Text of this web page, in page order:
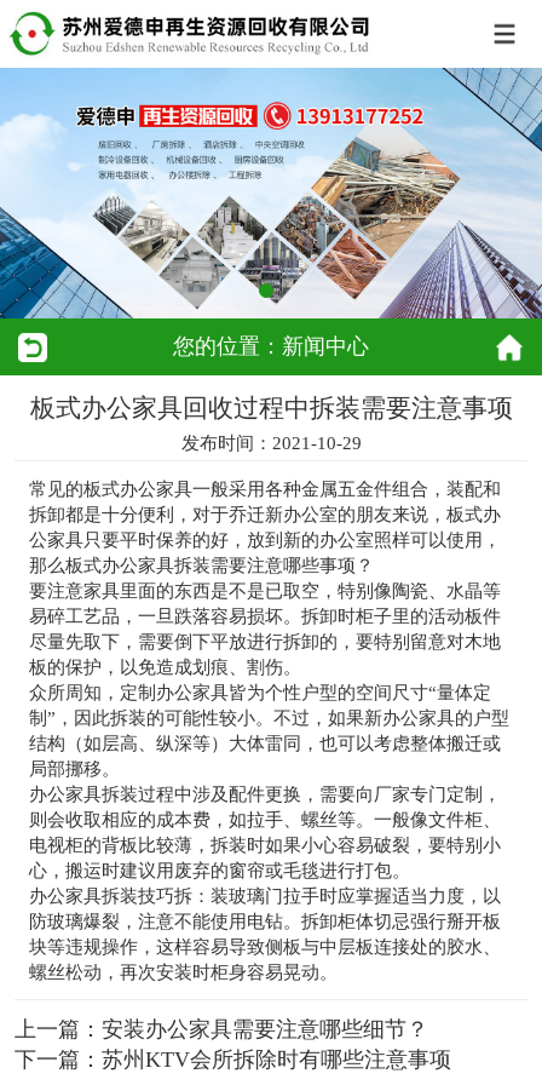
您的位置：新闻中心
板式办公家具回收过程中拆装需要注意事项
发布时间：2021-10-29
常见的板式办公家具一般采用各种金属五金件组合，装配和
拆卸都是十分便利，对于乔迁新办公室的朋友来说，板式办
公家具只要平时保养的好，放到新的办公室照样可以使用，
那么板式办公家具拆装需要注意哪些事项？
要注意家具里面的东西是不是已取空，特别像陶瓷、水晶等
易碎工艺品，一旦跌落容易损坏。拆卸时柜子里的活动板件
尽量先取下，需要倒下平放进行拆卸的，要特别留意对木地
板的保护，以免造成划痕、割伤。
众所周知，定制办公家具皆为个性户型的空间尺寸“量体定
制”，因此拆装的可能性较小。不过，如果新办公家具的户型
结构（如层高、纵深等）大体雷同，也可以考虑整体搬迁或
局部挪移。
办公家具拆装过程中涉及配件更换，需要向厂家专门定制，
则会收取相应的成本费，如拉手、螺丝等。一般像文件柜、
电视柜的背板比较薄，拆装时如果小心容易破裂，要特别小
心，搬运时建议用废弃的窗帘或毛毯进行打包。
办公家具拆装技巧拆：装玻璃门拉手时应掌握适当力度，以
防玻璃爆裂，注意不能使用电钻。拆卸柜体切忌强行掰开板
块等违规操作，这样容易导致侧板与中层板连接处的胶水、
螺丝松动，再次安装时柜身容易晃动。
上一篇： 安装办公家具需要注意哪些细节？
下一篇： 苏州KTV会所拆除时有哪些注意事项